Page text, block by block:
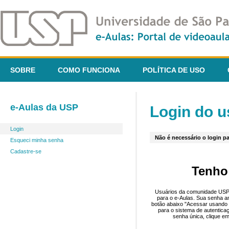
SOBRE COMO FUNCIONA POLÍTICA DE USO
e-Aulas da USP
Login
Esqueci minha senha
Cadastre-se
Login do
Não é necessário o login
Usuários da comunidade
para o e-Aulas. Sua senha
botão abaixo "Acessar
para o sistema de
senha única, clique